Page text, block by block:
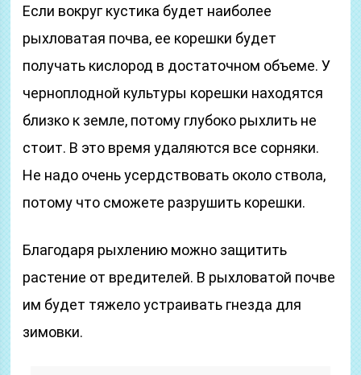
Если вокруг кустика будет наиболее
рыхловатая почва, ее корешки будет
получать кислород в достаточном объеме. У
черноплодной культуры корешки находятся
близко к земле, потому глубоко рыхлить не
стоит. В это время удаляются все сорняки.
Не надо очень усердствовать около ствола,
потому что сможете разрушить корешки.
Благодаря рыхлению можно защитить
растение от вредителей. В рыхловатой почве
им будет тяжело устраивать гнезда для
зимовки.